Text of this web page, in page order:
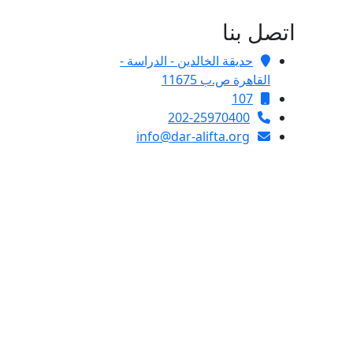
اتصل بنا
حديقة الخالدين - الدراسة -
القاهرة ص.ب 11675
107
202-25970400
info@dar-alifta.org